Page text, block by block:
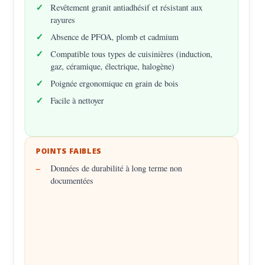
Revêtement granit antiadhésif et résistant aux
rayures
Absence de PFOA, plomb et cadmium
Compatible tous types de cuisinières (induction,
gaz, céramique, électrique, halogène)
Poignée ergonomique en grain de bois
Facile à nettoyer
POINTS FAIBLES
Données de durabilité à long terme non
documentées